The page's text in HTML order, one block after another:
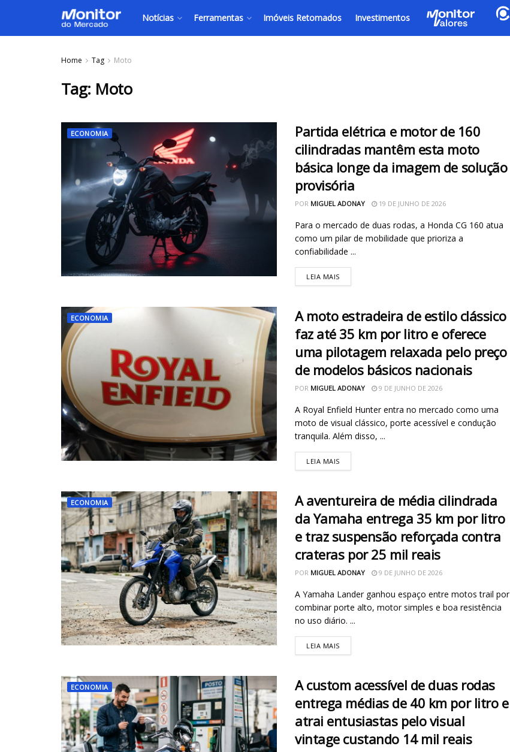
Notícias Ferramentas Imóveis Retomados Investimentos
Home Tag Moto
Tag: Moto
ECONOMIA
Partida elétrica e motor de 160
cilindradas mantêm esta moto
básica longe da imagem de solução
provisória
POR MIGUEL ADONAY 19 DE JUNHO DE 2026
Para o mercado de duas rodas, a Honda CG 160 atua
como um pilar de mobilidade que prioriza a
confiabilidade ...
LEIA MAIS
ECONOMIA
A moto estradeira de estilo clássico
faz até 35 km por litro e oferece
uma pilotagem relaxada pelo preço
de modelos básicos nacionais
POR MIGUEL ADONAY 9 DE JUNHO DE 2026
A Royal Enfield Hunter entra no mercado como uma
moto de visual clássico, porte acessível e condução
tranquila. Além disso, ...
LEIA MAIS
ECONOMIA
A aventureira de média cilindrada
da Yamaha entrega 35 km por litro
e traz suspensão reforçada contra
crateras por 25 mil reais
POR MIGUEL ADONAY 9 DE JUNHO DE 2026
A Yamaha Lander ganhou espaço entre motos trail por
combinar porte alto, motor simples e boa resistência
no uso diário. ...
LEIA MAIS
ECONOMIA
A custom acessível de duas rodas
entrega médias de 40 km por litro e
atrai entusiastas pelo visual
vintage custando 14 mil reais